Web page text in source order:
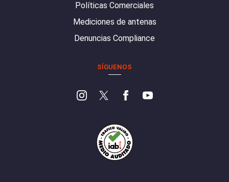
Políticas Comerciales
Mediciones de antenas
Denuncias Compliance
SÍGUENOS